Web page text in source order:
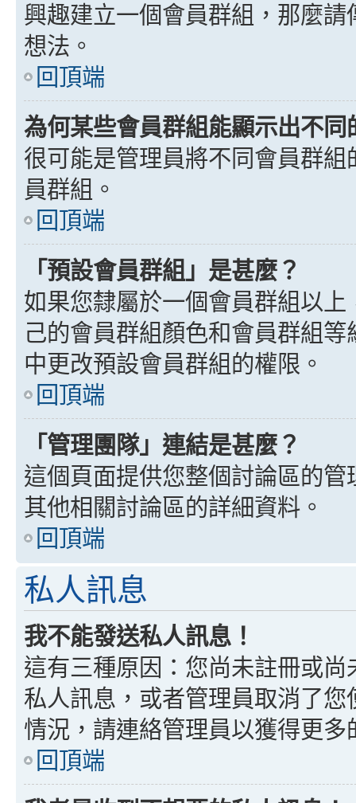
興趣建立一個會員群組，那麼
想法。
回頂端
為何某些會員群組能顯示出不同
很可能是管理員將不同會員群
員群組。
回頂端
「預設會員群組」是甚麼？
如果您隸屬於一個會員群組以
己的會員群組顏色和會員群組
中更改預設會員群組的權限。
回頂端
「管理團隊」連結是甚麼？
這個頁面提供您整個討論區的
其他相關討論區的詳細資料。
回頂端
私人訊息
我不能發送私人訊息！
這有三種原因：您尚未註冊或
私人訊息，或者管理員取消了
情況，請連絡管理員以獲得更多
回頂端